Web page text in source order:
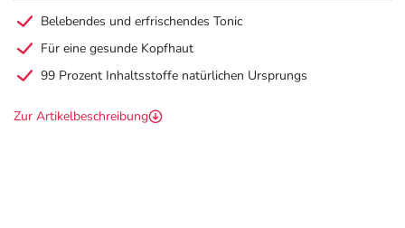
Belebendes und erfrischendes Tonic
Für eine gesunde Kopfhaut
99 Prozent Inhaltsstoffe natürlichen Ursprungs
Zur Artikelbeschreibung